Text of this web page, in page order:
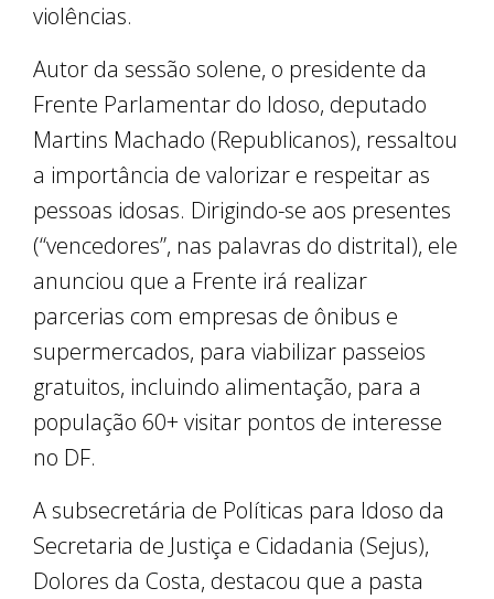
violências.
Autor da sessão solene, o presidente da
Frente Parlamentar do Idoso, deputado
Martins Machado (Republicanos), ressaltou
a importância de valorizar e respeitar as
pessoas idosas. Dirigindo-se aos presentes
(“vencedores”, nas palavras do distrital), ele
anunciou que a Frente irá realizar
parcerias com empresas de ônibus e
supermercados, para viabilizar passeios
gratuitos, incluindo alimentação, para a
população 60+ visitar pontos de interesse
no DF.
A subsecretária de Políticas para Idoso da
Secretaria de Justiça e Cidadania (Sejus),
Dolores da Costa, destacou que a pasta